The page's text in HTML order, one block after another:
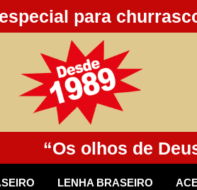
para
“Os olhos de
LENHA BRASEIRO